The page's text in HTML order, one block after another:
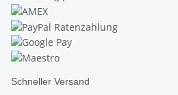
Schneller Versand